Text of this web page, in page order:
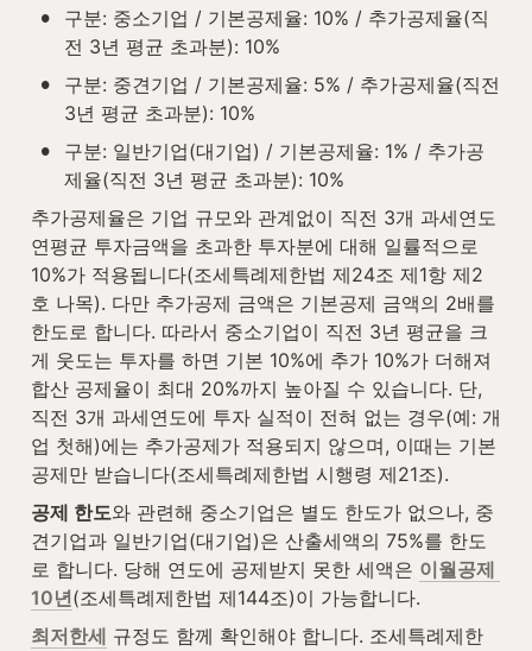
•
구분: 중소기업 / 기본공제율: 10% / 추가공제율(직
전 3년 평균 초과분): 10%
•
구분: 중견기업 / 기본공제율: 5% / 추가공제율(직전
3년 평균 초과분): 10%
•
구분: 일반기업(대기업) / 기본공제율: 1% / 추가공
제율(직전 3년 평균 초과분): 10%
추가공제율은 기업 규모와 관계없이 직전 3개 과세연도
연평균 투자금액을 초과한 투자분에 대해 일률적으로
10%가 적용됩니다(조세특례제한법 제24조 제1항 제2
호 나목). 다만 추가공제 금액은 기본공제 금액의 2배를
한도로 합니다. 따라서 중소기업이 직전 3년 평균을 크
게 웃도는 투자를 하면 기본 10%에 추가 10%가 더해져
합산 공제율이 최대 20%까지 높아질 수 있습니다. 단,
직전 3개 과세연도에 투자 실적이 전혀 없는 경우(예: 개
업 첫해)에는 추가공제가 적용되지 않으며, 이때는 기본
공제만 받습니다(조세특례제한법 시행령 제21조).
공제 한도와 관련해 중소기업은 별도 한도가 없으나, 중
견기업과 일반기업(대기업)은 산출세액의 75%를 한도
로 합니다. 당해 연도에 공제받지 못한 세액은 이월공제
10년(조세특례제한법 제144조)이 가능합니다.
최저한세 규정도 함께 확인해야 합니다. 조세특례제한